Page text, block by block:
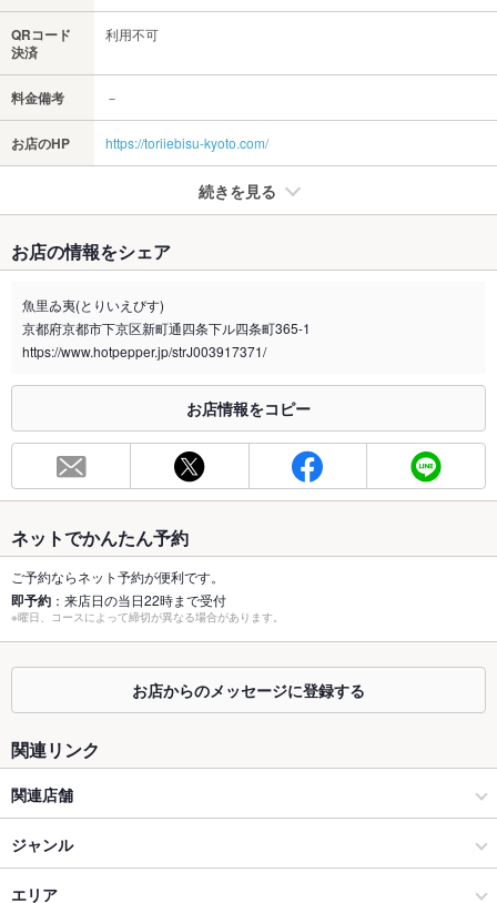
QRコード
決済
利用不可
料金備考 －
お店のHP https://toriiebisu-kyoto.com/
続きを見る
禁煙・喫煙 分煙（仕切りあり）
喫煙専用室 あり
※2020年4月1日～受動喫煙対策に関する法律が施行されています。正しい情報はお店へお問い
総席数 92席
最大宴会収
50人
個室 あり
座敷 あり
掘りごたつ あり
ソファー
テラス席
設備
お店の情報をシェア
魚里ゐ夷(とりいえびす)
京都府京都市下京区新町通四条下ル四条町365-1
https://www.hotpepper.jp/strJ003917371/
お店情報をコピー
ネットでかんたん予約
ご予約ならネット予約が便利です。
即予約 ：来店日の当日22時まで受付
※曜日、コースによって締切が異なる場合があります。
お店からのメッセージに登録する
関連リンク
関連店舗
海鮮酒場 虹里
馬鹿凡人 バカボンド
ジャンル
居酒屋
エリア